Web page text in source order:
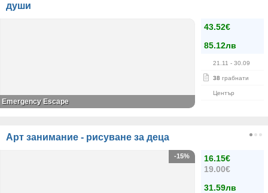
души
43.52€
85.12лв
21.11 - 30.09
38 грабнати
Център
Emergency Escape
Арт занимание - рисуване за деца
16.15€
19.00€
31.59лв
-15%